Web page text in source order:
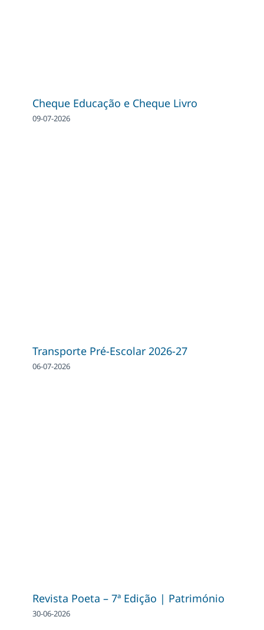
Cheque Educação e Cheque Livro
09-07-2026
Transporte Pré-Escolar 2026-27
06-07-2026
Revista Poeta – 7ª Edição | Património
30-06-2026